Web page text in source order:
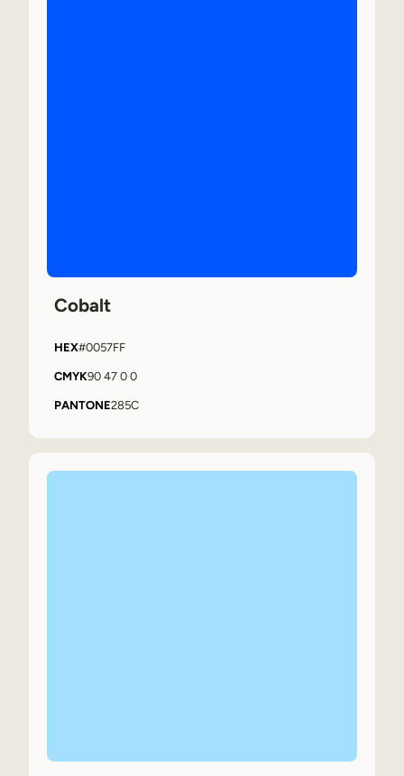
Cobalt
HEX#0057FF
CMYK90 47 0 0
PANTONE285C